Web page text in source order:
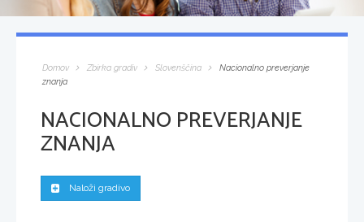
Domov Zbirka gradiv Slovenščina
Nacionalno preverjanje
znanja
NACIONALNO PREVERJANJE
ZNANJA
Naloži gradivo